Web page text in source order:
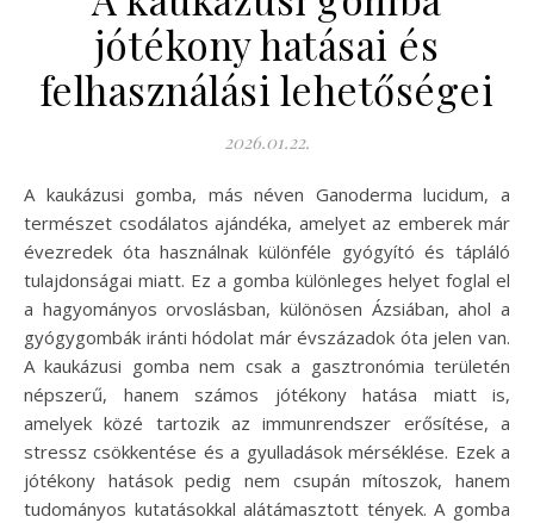
jótékony hatásai és
felhasználási lehetőségei
2026.01.22.
A kaukázusi gomba, más néven Ganoderma lucidum, a
természet csodálatos ajándéka, amelyet az emberek már
évezredek óta használnak különféle gyógyító és tápláló
tulajdonságai miatt. Ez a gomba különleges helyet foglal el
a hagyományos orvoslásban, különösen Ázsiában, ahol a
gyógygombák iránti hódolat már évszázadok óta jelen van.
A kaukázusi gomba nem csak a gasztronómia területén
népszerű, hanem számos jótékony hatása miatt is,
amelyek közé tartozik az immunrendszer erősítése, a
stressz csökkentése és a gyulladások mérséklése. Ezek a
jótékony hatások pedig nem csupán mítoszok, hanem
tudományos kutatásokkal alátámasztott tények. A gomba